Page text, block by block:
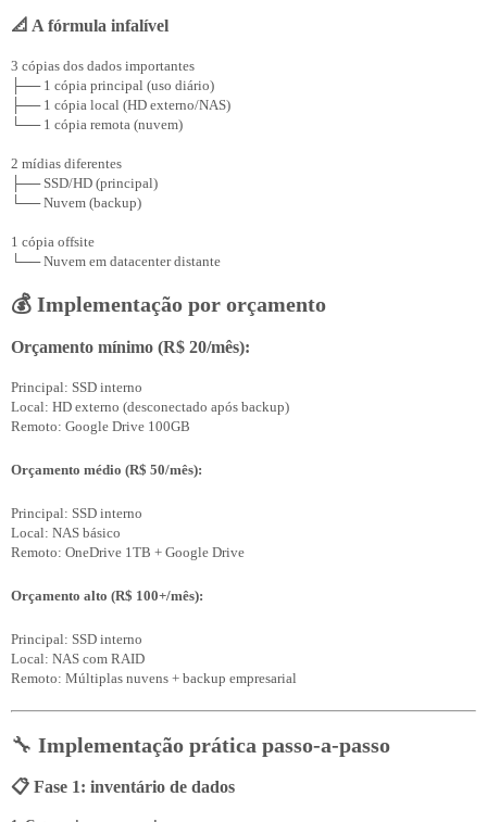
📐 A fórmula infalível
3 cópias dos dados importantes
├── 1 cópia principal (uso diário)
├── 1 cópia local (HD externo/NAS)
└── 1 cópia remota (nuvem)
2 mídias diferentes
├── SSD/HD (principal)
└── Nuvem (backup)
1 cópia offsite
💰 Implementação por orçamento
Orçamento mínimo (R$ 20/mês):
Principal: SSD interno
Local: HD externo (desconectado após backup)
Orçamento médio (R$ 50/mês):
Principal: SSD interno
Local: NAS básico
Orçamento alto (R$ 100+/mês):
Principal: SSD interno
Local: NAS com RAID
🔧 Implementação prática passo-a-passo
📋 Fase 1: inventário de dados